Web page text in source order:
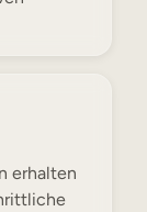
erhalten